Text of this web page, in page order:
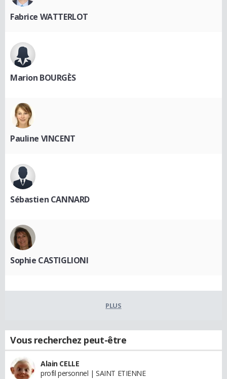
Fabrice WATTERLOT
Marion BOURGÈS
Pauline VINCENT
Sébastien CANNARD
Sophie CASTIGLIONI
PLUS
Vous recherchez peut-être
Alain CELLE
profil personnel | SAINT ETIENNE